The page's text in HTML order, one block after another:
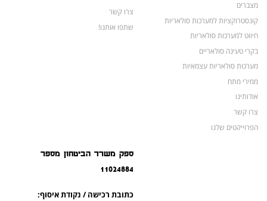
מצברים
קונסטרוקציות למערכות סולאריות
חיווט למערכות סולאריות
בקרי טעינה סולאריים
מערכות סולאריות עצמאיות
ממירי מתח
אודותינו
צרו קשר
הפרוייקטים שלנו
צרו קשר
שתפו אותנו!
ספק משרד הביטחון מספר
11024884
כתובת רכישה / נקודת איסוף: